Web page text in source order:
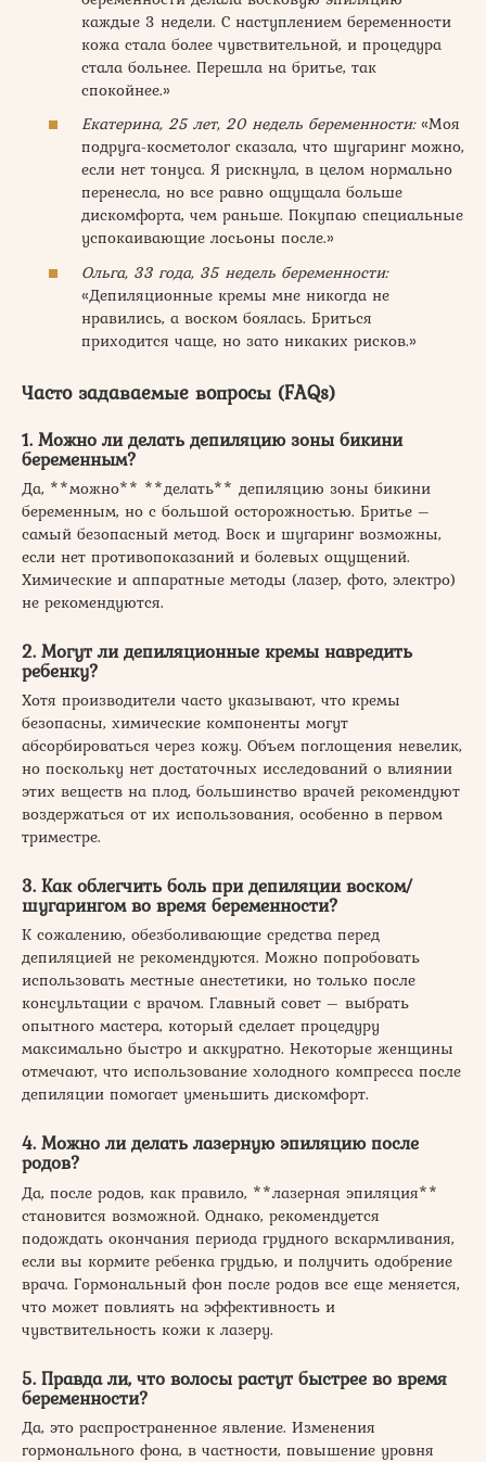
каждые 3 недели. С наступлением беременности
кожа стала более чувствительной, и процедура
стала больнее. Перешла на бритье, так
спокойнее.»
Екатерина, 25 лет, 20 недель беременности:«Моя
подруга-косметолог сказала, что шугаринг можно,
если нет тонуса. Я рискнула, в целом нормально
перенесла, но все равно ощущала больше
дискомфорта, чем раньше. Покупаю специальные
успокаивающие лосьоны после.»
Ольга, 33 года, 35 недель беременности:
«Депиляционные кремы мне никогда не
нравились, а воском боялась. Бриться
приходится чаще, но зато никаких рисков.»
Часто задаваемые вопросы (FAQs)
1. Можно ли делать депиляцию зоны бикини
беременным?
Да, **можно** **делать** депиляцию зоны бикини
беременным, но с большой осторожностью. Бритье –
самый безопасный метод. Воск и шугаринг возможны,
если нет противопоказаний и болевых ощущений.
Химические и аппаратные методы (лазер, фото, электро)
не рекомендуются.
2. Могут ли депиляционные кремы навредить
ребенку?
Хотя производители часто указывают, что кремы
безопасны, химические компоненты могут
абсорбироваться через кожу. Объем поглощения невелик,
но поскольку нет достаточных исследований о влиянии
этих веществ на плод, большинство врачей рекомендуют
воздержаться от их использования, особенно в первом
триместре.
3. Как облегчить боль при депиляции воском/
шугарингом во время беременности?
К сожалению, обезболивающие средства перед
депиляцией не рекомендуются. Можно попробовать
использовать местные анестетики, но только после
консультации с врачом. Главный совет – выбрать
опытного мастера, который сделает процедуру
максимально быстро и аккуратно. Некоторые женщины
отмечают, что использование холодного компресса после
депиляции помогает уменьшить дискомфорт.
4. Можно ли делать лазерную эпиляцию после
родов?
Да, после родов, как правило, **лазерная эпиляция**
становится возможной. Однако, рекомендуется
подождать окончания периода грудного вскармливания,
если вы кормите ребенка грудью, и получить одобрение
врача. Гормональный фон после родов все еще меняется,
что может повлиять на эффективность и
чувствительность кожи к лазеру.
5. Правда ли, что волосы растут быстрее во время
беременности?
Да, это распространенное явление. Изменения
гормонального фона, в частности, повышение уровня